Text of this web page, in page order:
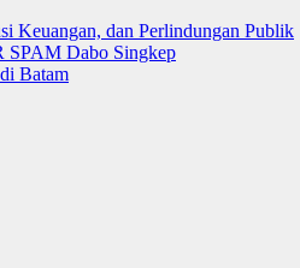
Keuangan, dan Perlindungan Publik
SPAM Dabo Singkep
Batam